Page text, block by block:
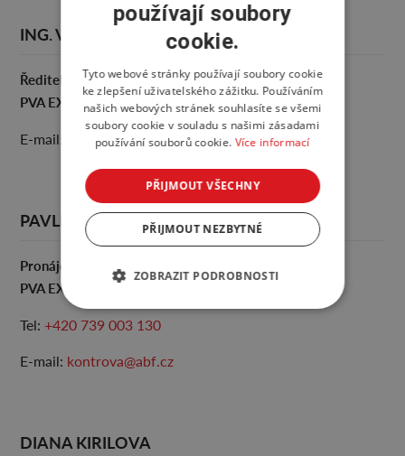
ING. VÁCLAV ŘEZÁČ
Ředitel výstaviště
PVA EXPO PRAHA
E-mail: vystaviste@abf.cz
PAVLÍNA KONTROVÁ
Pronájem areálu
PVA EXPO PRAHA
Tel: +420 739 003 130
E-mail: kontrova@abf.cz
DIANA KIRILOVA
používají soubory
cookie.
Tyto webové stránky používají soubory cookie
ke zlepšení uživatelského zážitku. Používáním
našich webových stránek souhlasíte se všemi
soubory cookie v souladu s našimi zásadami
používání souborů cookie. Více informací
PŘIJMOUT VŠECHNY
PŘIJMOUT NEZBYTNÉ
ZOBRAZIT PODROBNOSTI